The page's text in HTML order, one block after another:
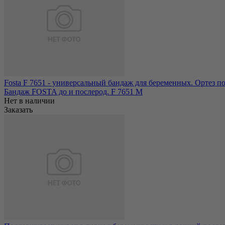
Fosta F 7651 - универсальный бандаж для беременных. Ортез
Бандаж FOSTA до и послерод. F 7651 M
Нет в наличии
Заказать